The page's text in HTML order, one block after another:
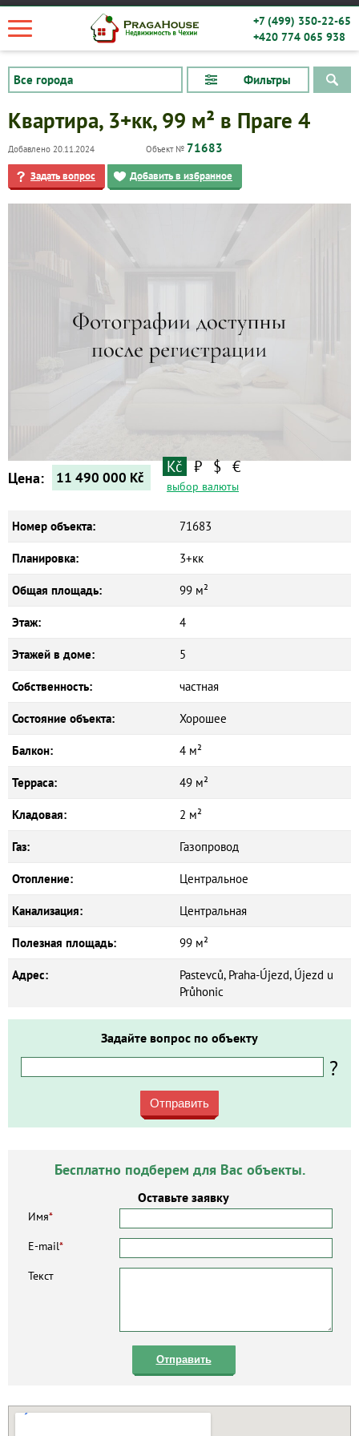
+7 (499) 350-22-65
+420 774 065 938
Фильтры
Квартира, 3+кк, 99 м² в Праге 4
Добавлено 20.11.2024 Объект № 71683
Задать вопрос Добавить в избранное
Цена: 11 490 000 Kč
Kč ₽ $ €
выбор валюты
Номер объекта: 71683
Планировка: 3+кк
Общая площадь: 99 м²
Этаж: 4
Этажей в доме: 5
Собственность: частная
Состояние объекта: Хорошее
Балкон: 4 м²
Терраса: 49 м²
Кладовая: 2 м²
Газ: Газопровод
Отопление: Центральное
Канализация: Центральная
Полезная площадь: 99 м²
Адрес:
Pastevců, Praha-Újezd, Újezd u
Průhonic
Задайте вопрос по объекту
?
Отправить
Бесплатно подберем для Вас объекты.
Оставьте заявку
Имя*
E-mail*
Текст
Отправить